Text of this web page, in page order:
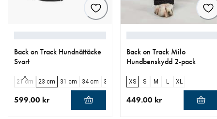
Back on Track Hundnättäcke
Svart
21 cm 23 cm 31 cm 34 cm 37 cm 40 cm 43 cm 46 cm
599.00 kr
Back on Track Milo
Hundbenskydd 2-pack
XS S M L XL
449.00 kr